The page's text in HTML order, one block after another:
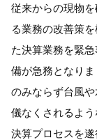
従来からの現物
る業務の改善策
た決算業務を緊
備が急務となり
のみならず台風
儀なくされるよ
決算プロセスを